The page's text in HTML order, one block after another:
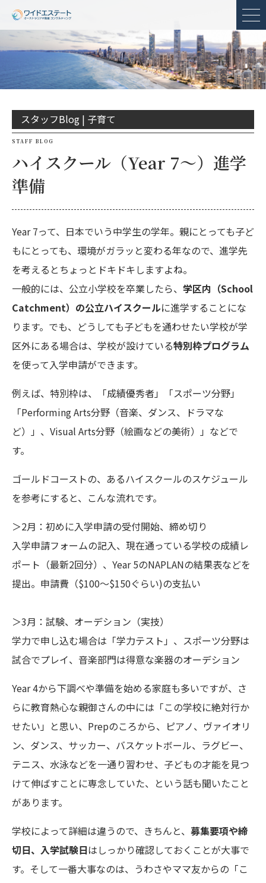
メ
スタッフBlog | 子育て
STAFF BLOG
ハイスクール（Year 7〜）進学
準備
Year 7って、日本でいう中学生の学年。親にとっても子ど
もにとっても、環境がガラッと変わる年なので、進学先
を考えるとちょっとドキドキしますよね。
一般的には、公立小学校を卒業したら、 学区内（School
Catchment）の公立ハイスクールに進学することにな
ります。でも、どうしても子どもを通わせたい学校が学
区外にある場合は、学校が設けている特別枠プログラム
を使って入学申請ができます。
例えば、特別枠は、「成績優秀者」「スポーツ分野」
「Performing Arts分野（音楽、ダンス、ドラマな
ど）」、Visual Arts分野（絵画などの美術）」などで
す。
ゴールドコーストの、あるハイスクールのスケジュール
を参考にすると、こんな流れです。
＞2月：初めに入学申請の受付開始、締め切り
入学申請フォームの記入、現在通っている学校の成績レ
ポート（最新2回分）、Year 5のNAPLANの結果表などを
提出。申請費（$100〜$150ぐらい)の支払い
＞3月：試験、オーデション（実技）
学力で申し込む場合は「学力テスト」、スポーツ分野は
試合でプレイ、音楽部門は得意な楽器のオーデション
Year 4から下調べや準備を始める家庭も多いですが、さ
らに教育熱心な親御さんの中には「この学校に絶対行か
せたい」と思い、Prepのころから、ピアノ、ヴァイオリ
ン、ダンス、サッカー、バスケットボール、ラグビー、
テニス、水泳などを一通り習わせ、子どもの才能を見つ
けて伸ばすことに専念していた、という話も聞いたこと
があります。
学校によって詳細は違うので、きちんと、 募集要項や締
切日、入学試験日はしっかり確認しておくことが大事で
す。そして一番大事なのは、うわさやママ友からの「こ